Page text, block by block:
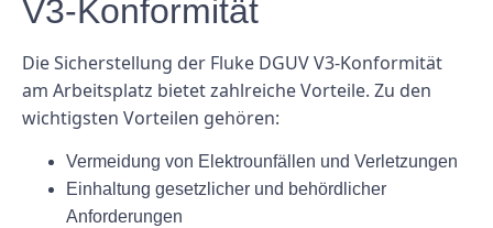
V3-Konformität
Die Sicherstellung der Fluke DGUV V3-Konformität
am Arbeitsplatz bietet zahlreiche Vorteile. Zu den
wichtigsten Vorteilen gehören:
Vermeidung von Elektrounfällen und Verletzungen
Einhaltung gesetzlicher und behördlicher
Anforderungen